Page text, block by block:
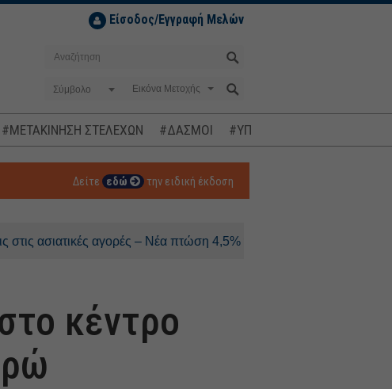
Είσοδος/Εγγραφή Μελών
Σύμβολο
#ΜΕΤΑΚΙΝΗΣΗ ΣΤΕΛΕΧΩΝ #ΔΑΣΜΟΙ #ΥΠΟΚΛΟΠΕΣ
Δείτε εδώ την ειδική έκδοση
αγορές – Νέα πτώση 4,5% για τον Kospi
κέντρο